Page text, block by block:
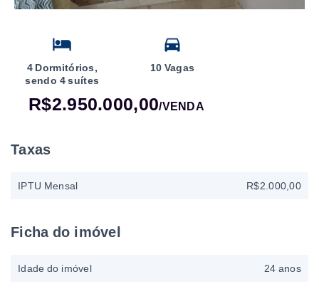
4 Dormitórios,
sendo 4 suítes
10 Vagas
R$2.950.000,00/VENDA
Taxas
IPTU Mensal R$2.000,00
Ficha do imóvel
Idade do imóvel 24 anos